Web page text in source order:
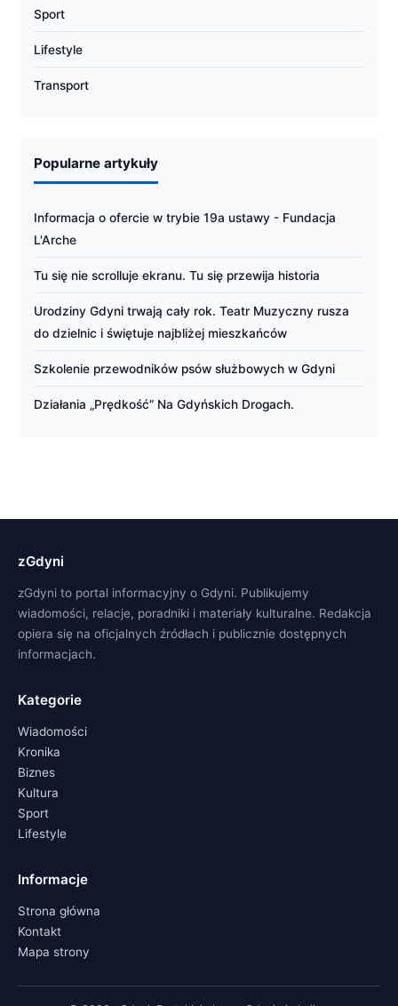
Sport
Lifestyle
Transport
Popularne artykuły
Informacja o ofercie w trybie 19a ustawy - Fundacja
L'Arche
Tu się nie scrolluje ekranu. Tu się przewija historia
Urodziny Gdyni trwają cały rok. Teatr Muzyczny rusza
do dzielnic i świętuje najbliżej mieszkańców
Szkolenie przewodników psów służbowych w Gdyni
Działania „Prędkość” Na Gdyńskich Drogach.
zGdyni
zGdyni to portal informacyjny o Gdyni. Publikujemy
wiadomości, relacje, poradniki i materiały kulturalne. Redakcja
opiera się na oficjalnych źródłach i publicznie dostępnych
informacjach.
Kategorie
Wiadomości
Kronika
Biznes
Kultura
Sport
Lifestyle
Informacje
Strona główna
Kontakt
Mapa strony